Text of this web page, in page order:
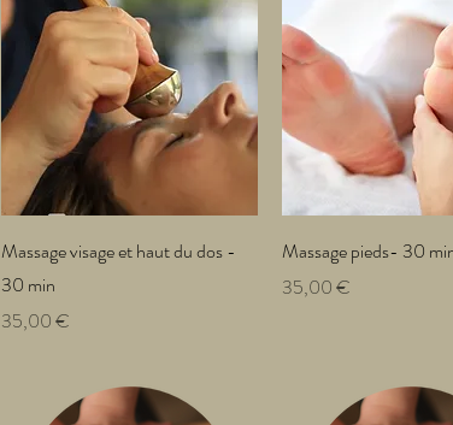
Aperçu rapide
Massage visage et haut du dos -
30 min
Prix
35,00 €
Aperçu
Massage pieds- 30
Prix
35,00 €